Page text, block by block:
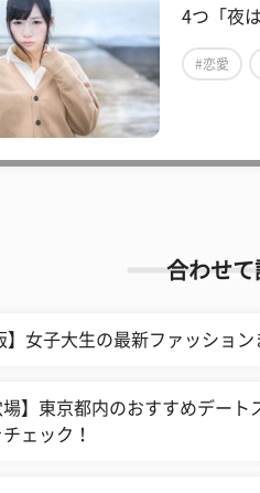
4つ「夜
#恋愛
合わせて
】女子大生の最新ファッショ
場】東京都内のおすすめデー
ェック！